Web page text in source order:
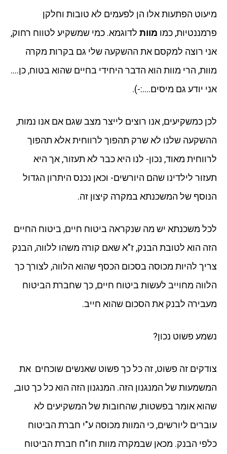
מיעוט הפתעות אלו הן לפעמים לא טובות וחלקן
פרמננטיות, כמו מוות לדוגמא. כמי שמשקיע לטווח רחוק,
אני רוצה למקסם את ההשקעה שלי גם בקרות מקרה
מוות, הרי מוות הוא הדבר היחידי בחיים שהוא בטוח, כן….
אני יודע גם מיסים….:-).
לכן כמשקיעים, אנו רוצים לייצר מצב שגם אם אנו נמות,
ההשקעה שלנו לא שרק תהפוך לרווחית אלא תהפוך
לרווחית מאוד, נכון- לנו היא כבר לא תעזור, אך היא
תעזור לילדינו שהם היורשים- וכאן נכנס היתרון הגדול
הנוסף של המשכנתא במקרה קיצון זה.
לכל משכנתא יש מה שנקראה ביטוח חיים, ביטוח החיים
הזה הוא לטובת הבנק, ז"א שאם קורה משהו ללווה, הבנק
צריך להיות מכוסה בסכום הכסף שהוא הלווה, לצורך כך
הלווה מחוייב לעשות ביטוח חיים, כך שחברת הביטוח
מעבירה לבנק את הסכום שהוא חייב.
נשמע פשוט נכון?
צודקים זה פשוט, זה כל כך פשוט שאנשים שוכחים את
המשמעות של המנגנון הזה. המנגנון הזה הוא כל כך טוב,
שהוא אומר בפשטות, שהחובות של המשקיעים לא
עוברים ליורשים, כי המוות מכוסה ע"י חברת הביטוח
כלפי הבנק. מכאן שבמקרה מוות חו"ח חברת הביטוח